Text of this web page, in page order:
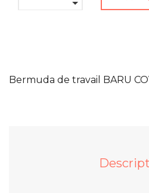
Bermuda de travail BARU